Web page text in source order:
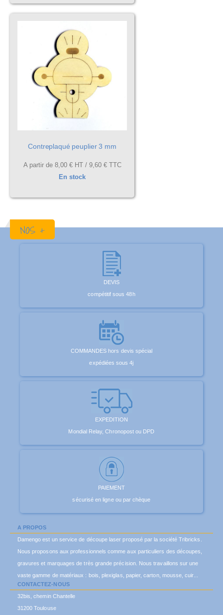
Contreplaqué peuplier 3 mm
A partir de 8,00 €HT / 9,60 €TTC
En stock
NOS +
DEVIS
compétitif sous 48h
COMMANDES hors devis spécial
expédiées sous 4j
EXPEDITION
Mondial Relay, Chronopost ou DPD
PAIEMENT
sécurisé en ligne ou par chèque
A PROPOS
Damengo est un service de découpe laser proposé par la société Tribricks.
Nous proposons aux professionnels comme aux particuliers des découpes,
gravures et marquages de très grande précision. Nous travaillons sur une
vaste gamme de matériaux : bois, plexiglas, papier, carton, mousse, cuir...
CONTACTEZ-NOUS
32bis, chemin Chantelle
31200 Toulouse